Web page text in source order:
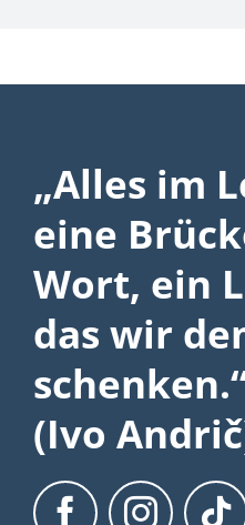
„Alles im
eine
Wort, ein
das wir
(Ivo